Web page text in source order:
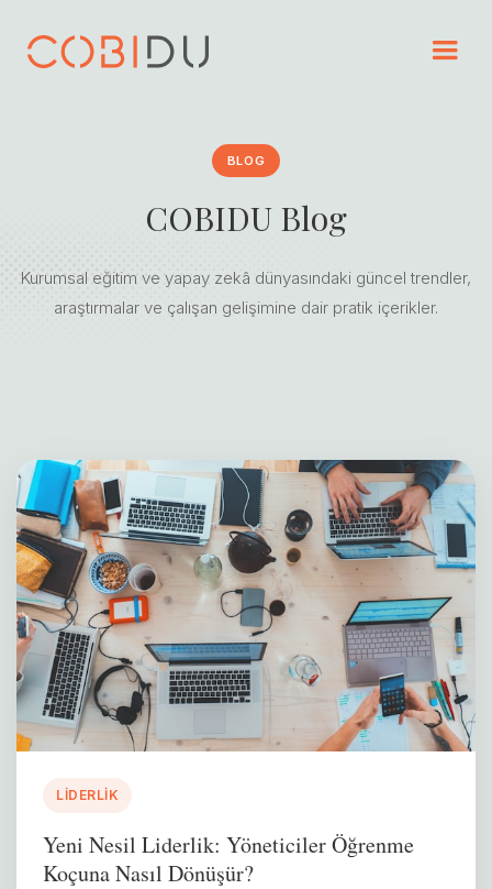
BLOG
COBIDU Blog
Kurumsal eğitim ve yapay zekâ dünyasındaki güncel trendler,
araştırmalar ve çalışan gelişimine dair pratik içerikler.
LIDERLIK
Yeni Nesil Liderlik: Yöneticiler Öğrenme
Koçuna Nasıl Dönüşür?